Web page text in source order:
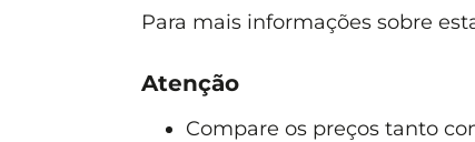
Para mais informações sobre
Atenção
Compare os preços tanto